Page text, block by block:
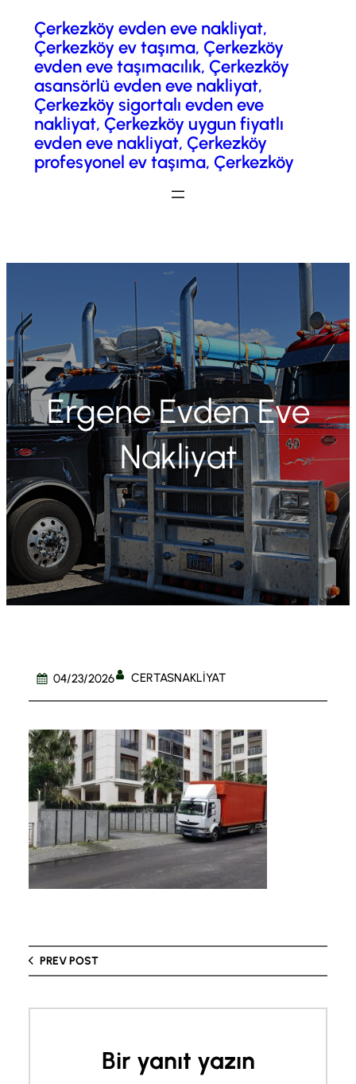
İçeriğeÇerkezköy evden eve nakliyat,
Çerkezköy ev taşıma, Çerkezköy
evden eve taşımacılık, Çerkezköy
asansörlü evden eve nakliyat,
Çerkezköy sigortalı evden eve
nakliyat, Çerkezköy uygun fiyatlı
evden eve nakliyat, Çerkezköy
profesyonel ev taşıma, Çerkezköy
Ergene Evden Eve
Nakliyat
04/23/2026 CERTASNAKLIYAT
PREV POST
Bir yanıt yazın